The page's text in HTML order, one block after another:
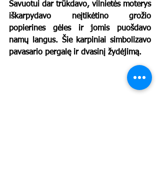
Šavuotui dar trūkdavo, vilnietės moterys
iškarpydavo neįtikėtino grožio
popierines gėles ir jomis puošdavo
namų langus. Šie karpiniai simbolizavo
pavasario pergalę ir dvasinį žydėjimą.